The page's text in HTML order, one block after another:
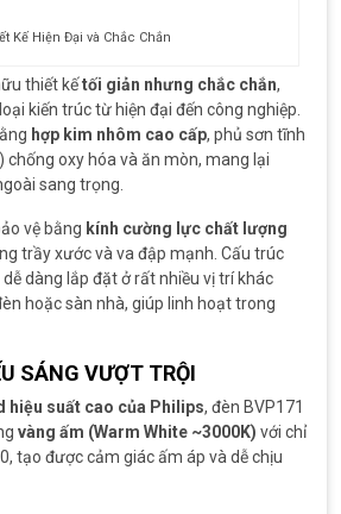
Kế Hiện Đại và Chắc Chắn
thiết kếtối giản nhưng chắc chắn,
kiến trúc từ hiện đại đến công nghiệp.
hợp kim nhôm cao cấp, phủ sơn tĩnh
chống oxy hóa và ăn mòn, mang lại
sang trọng.
vệ bằng kính cường lực chất lượng
trầy xước và va đập mạnh. Cấu trúc
dàng lắp đặt ở rất nhiều vị trí khác
hoặc sàn nhà, giúp linh hoạt trong
SÁNG VƯỢT TRỘI
hiệu suất cao của Philips, đèn BVP171
vàng ấm (Warm White ~3000K) với chỉ
tạo được cảm giác ấm áp và dễ chịu